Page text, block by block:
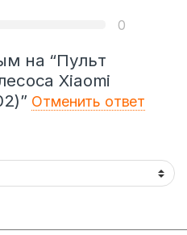
0
на “Пульт
Xiaomi
Отменить ответ